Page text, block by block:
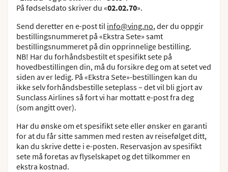
På fødselsdato skriver du «02.02.70».
Send deretter en e-post til info@ving.no, der du oppgir
bestillingsnummeret på «Ekstra Sete» samt
bestillingsnummeret på din opprinnelige bestilling.
NB! Har du forhåndsbestilt et spesifikt sete på
hovedbestillingen din, må du forsikre deg om at setet ved
siden av er ledig. På «Ekstra Sete»-bestillingen kan du
ikke selv forhåndsbestille seteplass – det vil bli gjort av
Sunclass Airlines så fort vi har mottatt e-post fra deg
(som angitt over).
Har du ønske om et spesifikt sete eller ønsker en garanti
for at du får sitte sammen med resten av reisefølget ditt,
kan du skrive dette i e-posten. Reservasjon av spesifikt
sete må foretas av flyselskapet og det tilkommer en
ekstra kostnad.